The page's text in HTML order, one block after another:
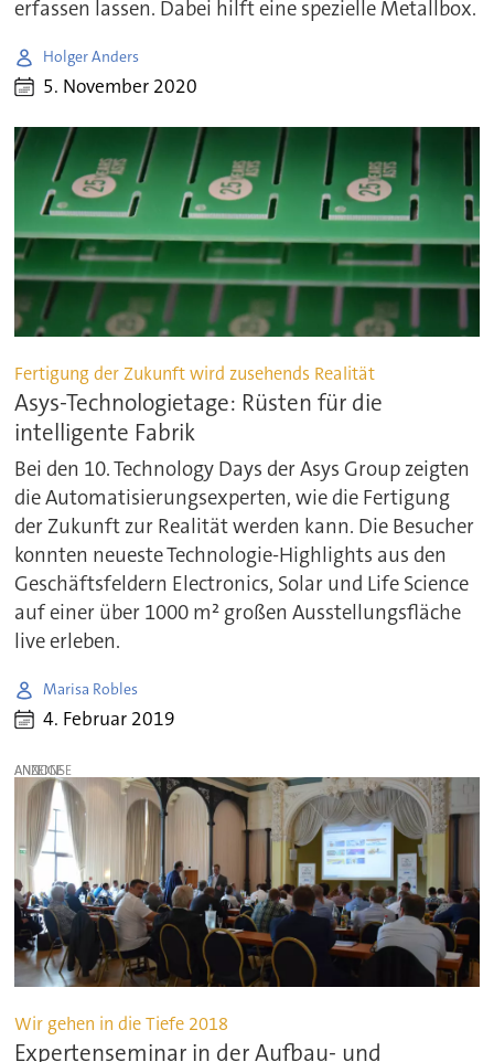
erfassen lassen. Dabei hilft eine spezielle Metallbox.
Holger Anders
5. November 2020
Fertigung der Zukunft wird zusehends Realität
Asys-Technologietage: Rüsten für die
intelligente Fabrik
Bei den 10. Technology Days der Asys Group zeigten
die Automatisierungsexperten, wie die Fertigung
der Zukunft zur Realität werden kann. Die Besucher
konnten neueste Technologie-Highlights aus den
Geschäftsfeldern Electronics, Solar und Life Science
auf einer über 1000 m² großen Ausstellungsfläche
live erleben.
Marisa Robles
4. Februar 2019
ANZEIGE
Wir gehen in die Tiefe 2018
Expertenseminar in der Aufbau- und